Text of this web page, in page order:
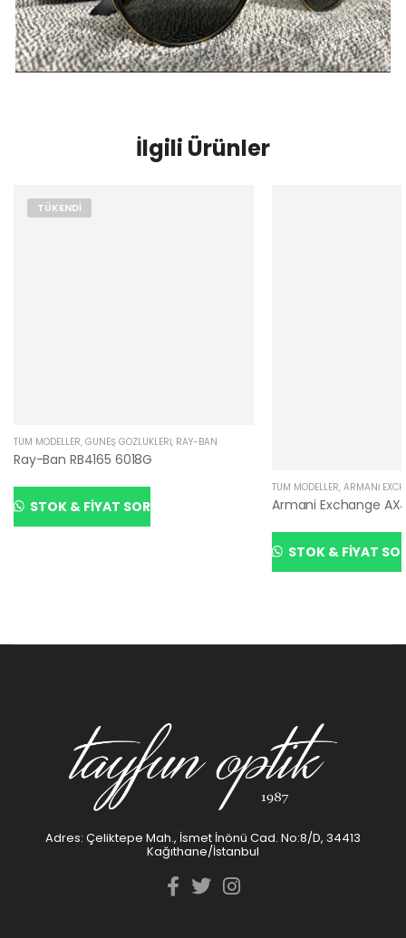
İlgili Ürünler
TÜKENDI
TÜM MODELLER, GÜNEŞ GÖZLÜKLERI, RAY-BAN
Ray-Ban RB4165 6018G
STOK & FIYAT SOR
TÜM MODELLER, ARMANI
Armani Exchange
STOK & FIYAT
Adres: Çeliktepe Mah., İsmet İnönü Cad. No:8/D, 34413
Kağıthane/İstanbul